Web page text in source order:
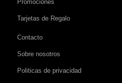
Promociones
Tarjetas de Regalo
Contacto
Sobre nosotros
Politicas de privacidad